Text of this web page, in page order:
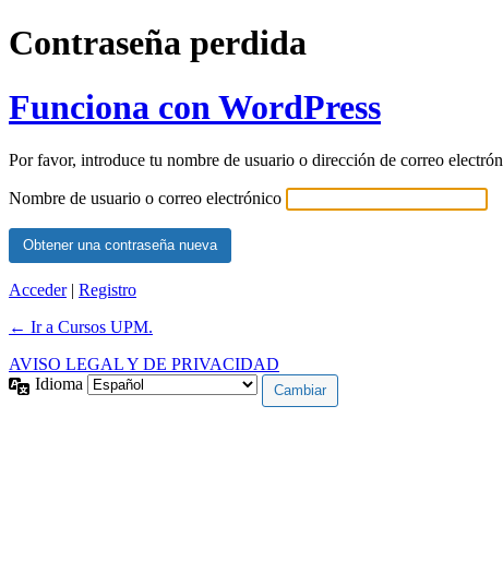
Contraseña perdida
Funciona con WordPress
Por favor, introduce tu nombre de usuario o dirección de correo
Nombre de usuario o correo electrónico
Acceder| Registro
← Ir a Cursos UPM.
AVISO LEGAL Y DE PRIVACIDAD
Idioma